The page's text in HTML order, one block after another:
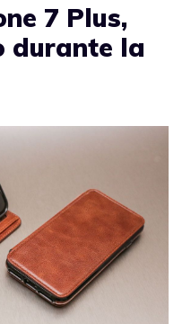
7 Plus,
durante la